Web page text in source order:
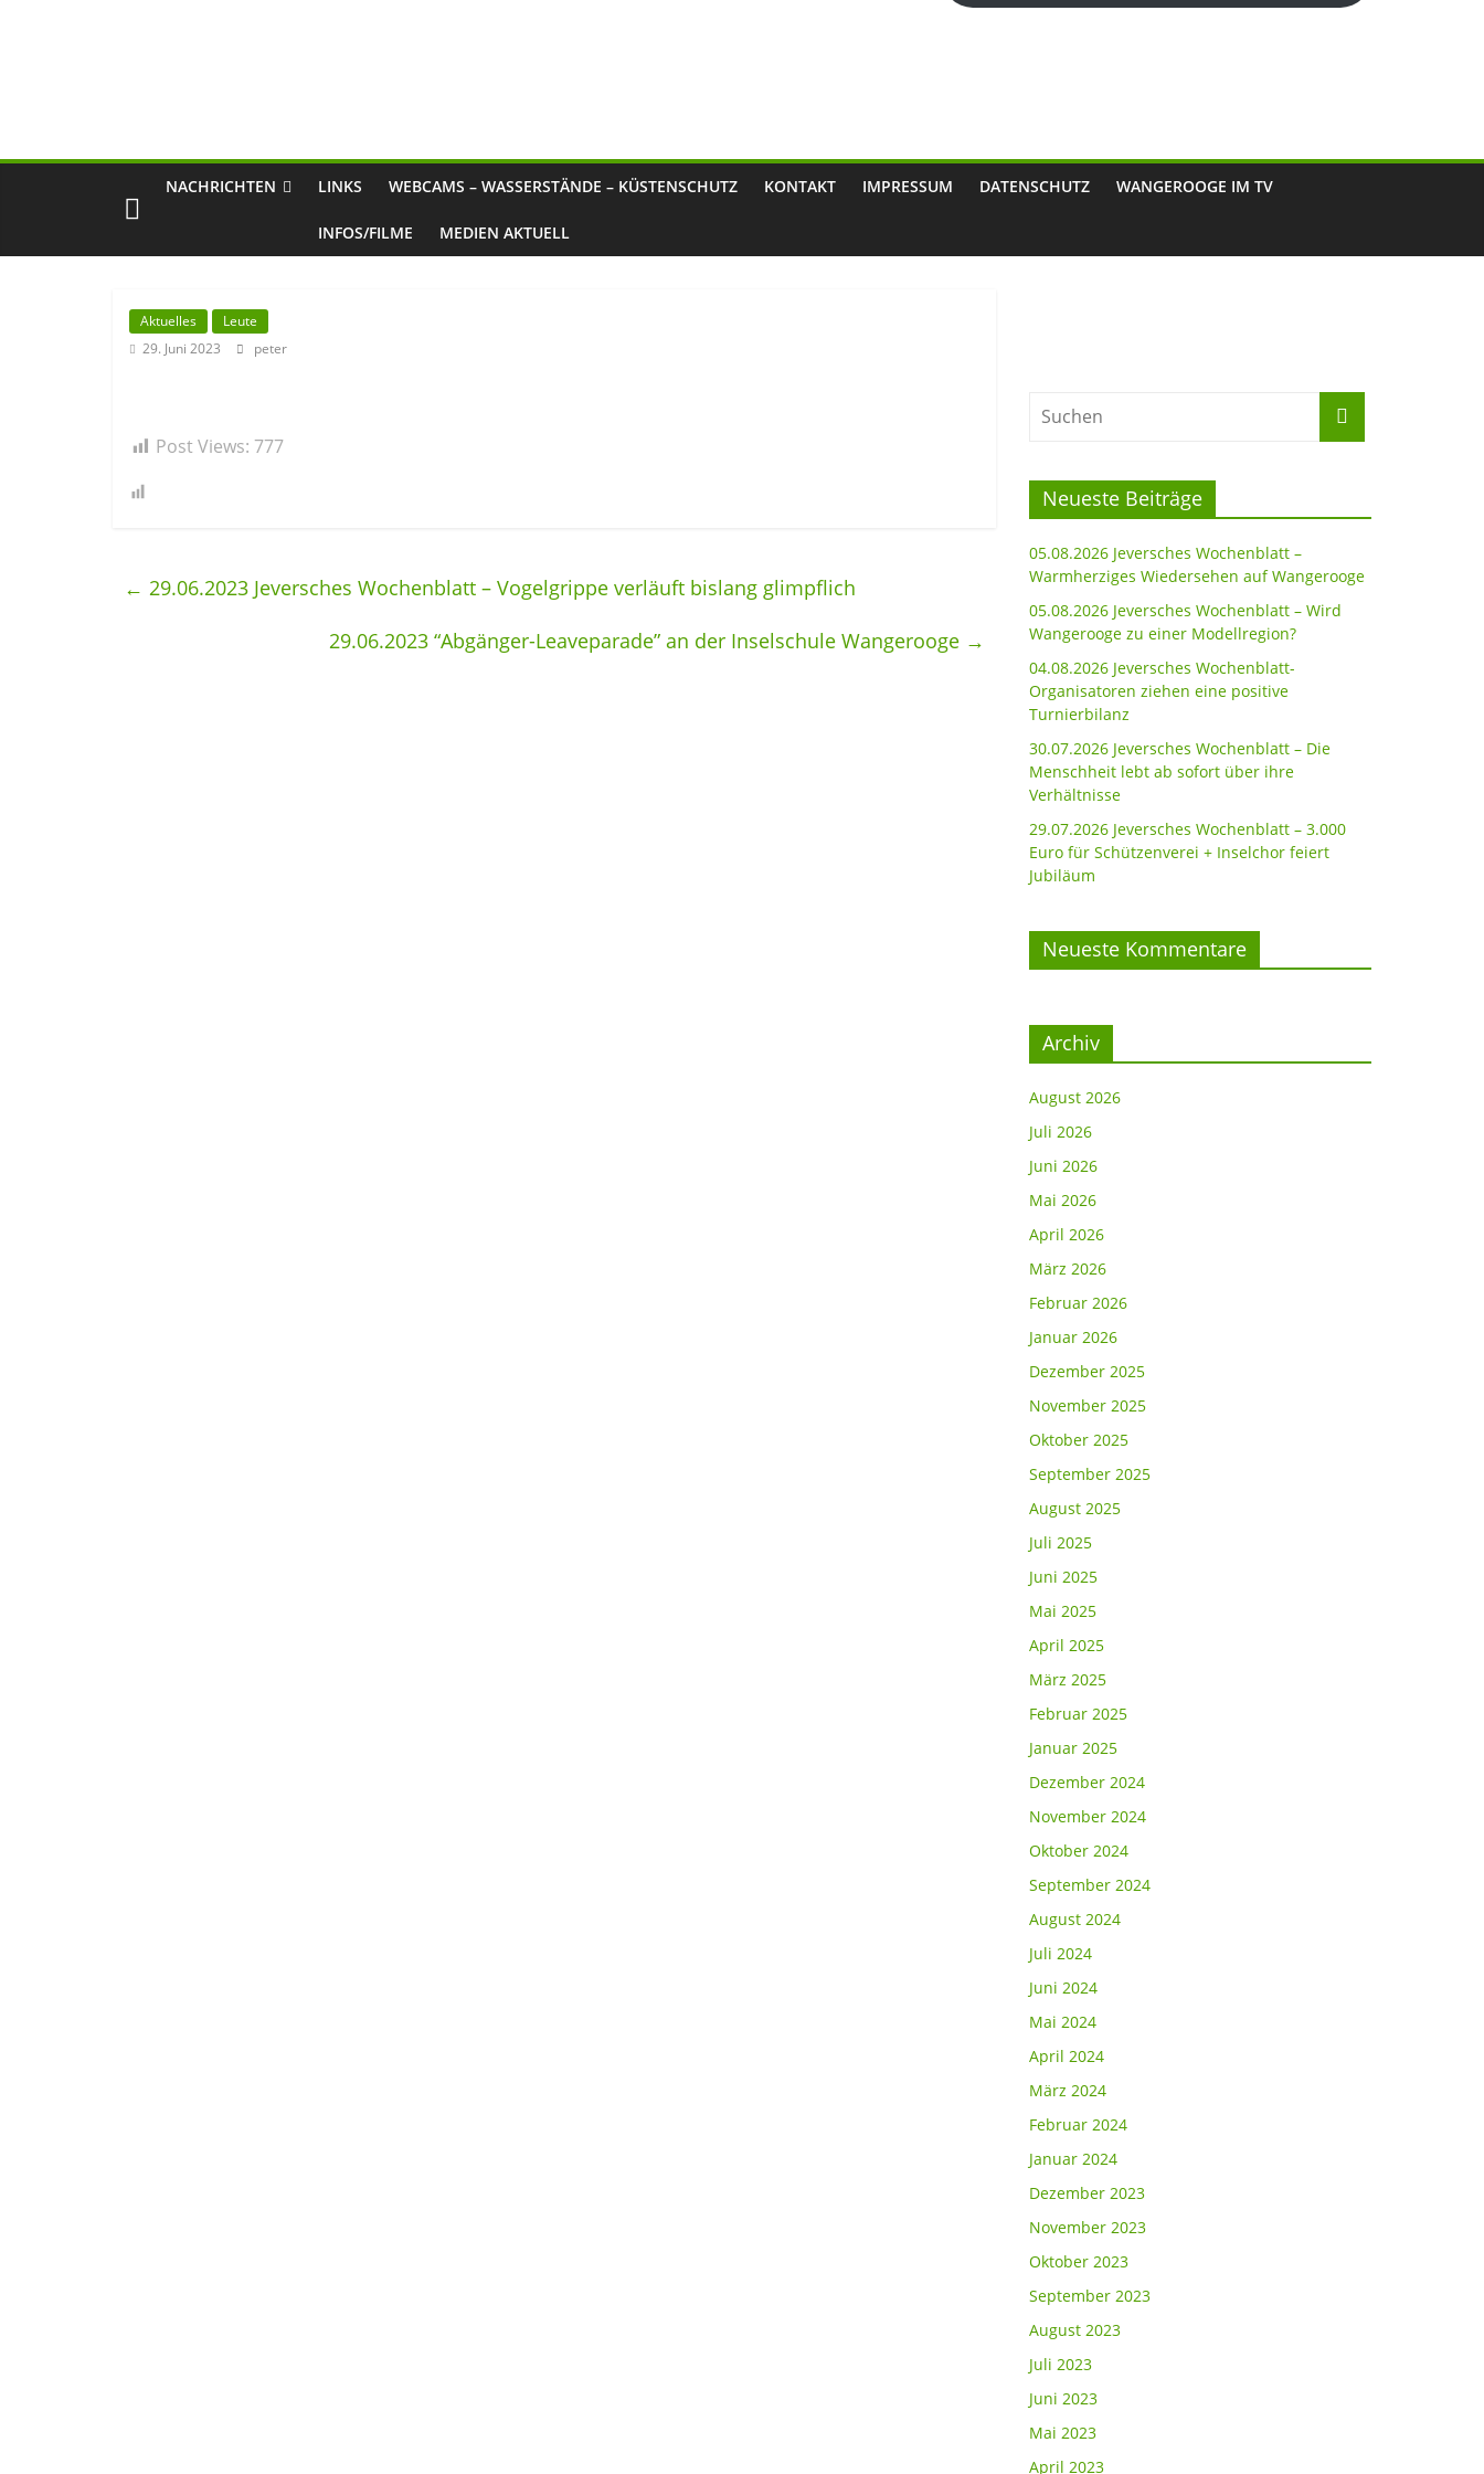
NACHRICHTEN LINKS WEBCAMS – WASSERSTÄNDE – KÜSTENSCHUTZ KONTAKT IMPRESSUM DATENSCHUTZ WANGEROOGE IM TV
INFOS/FILME MEDIEN AKTUELL
Aktuelles
Leute
29. Juni 2023
peter
Post Views: 777
← 29.06.2023 Jeversches Wochenblatt – Vogelgrippe verläuft bislang glimpflich
29.06.2023 “Abgänger-Leaveparade” an der Inselschule Wangerooge →
Neueste Beiträge
05.08.2026 Jeversches Wochenblatt –
Warmherziges Wiedersehen auf Wangerooge
05.08.2026 Jeversches Wochenblatt – Wird
Wangerooge zu einer Modellregion?
04.08.2026 Jeversches Wochenblatt-
Organisatoren ziehen eine positive
Turnierbilanz
30.07.2026 Jeversches Wochenblatt – Die
Menschheit lebt ab sofort über ihre
Verhältnisse
29.07.2026 Jeversches Wochenblatt – 3.000
Euro für Schützenverei + Inselchor feiert
Jubiläum
Neueste Kommentare
Archiv
August 2026
Juli 2026
Juni 2026
Mai 2026
April 2026
März 2026
Februar 2026
Januar 2026
Dezember 2025
November 2025
Oktober 2025
September 2025
August 2025
Juli 2025
Juni 2025
Mai 2025
April 2025
März 2025
Februar 2025
Januar 2025
Dezember 2024
November 2024
Oktober 2024
September 2024
August 2024
Juli 2024
Juni 2024
Mai 2024
April 2024
März 2024
Februar 2024
Januar 2024
Dezember 2023
November 2023
Oktober 2023
September 2023
August 2023
Juli 2023
Juni 2023
Mai 2023
April 2023